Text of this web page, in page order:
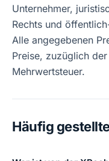
Unternehmer,
Rechts und
Alle angegebenen
Preise, zuzüglich
Mehrwertsteuer.
Häufig